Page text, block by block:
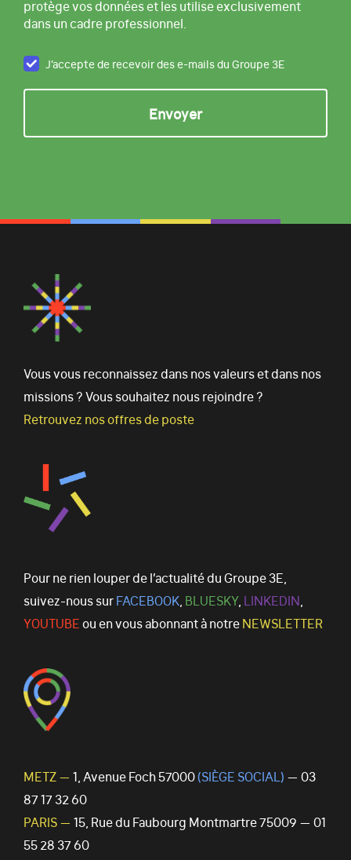
protège vos données et les utilise exclusivement
dans un cadre professionnel.
J’accepte de recevoir des e-mails du Groupe 3E
Vous vous reconnaissez dans nos valeurs et dans nos
missions ? Vous souhaitez nous rejoindre ?
Retrouvez nos offres de poste
Pour ne rien louper de l’actualité du Groupe 3E,
suivez-nous surFACEBOOK BLUESKY, LINKEDIN
YOUTUBEou en vous abonnant à notreNEWSLETTER
METZ — 1, Avenue Foch 57000(SIÈGE SOCIAL) — 03
87 17 32 60
PARIS — 15, Rue du Faubourg Montmartre 75009 — 01
55 28 37 60